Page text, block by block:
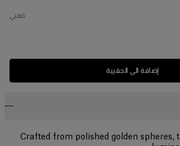
ذهبي
إضافة الى الحقيبة
Crafted from polished golden spheres,